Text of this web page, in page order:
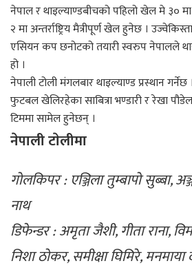
नेपाल र थाइल्याण्डबीचको पहिलो खेल मे ३०
२ मा अन्तर्राष्ट्रिय मैत्रीपूर्ण खेल हुनेछ ।
एसियन कप छनोटको तयारी स्वरुप नेपालले
हो ।
नेपाली टोली मंगलबार थाइल्याण्ड प्रस्थान
फुटबल खेलिरहेका साबित्रा भण्डारी र रेखा
टिममा सामेल हुनेछन् ।
नेपाली टाेलीमा
गोलकिपर : एञ्जिला तुम्बापो सुब्बा,
नाथ
डिफेन्डर : अमृता जैशी, गीता राना,
निशा ठोकर, समीक्षा घिमिरे, मनमाया